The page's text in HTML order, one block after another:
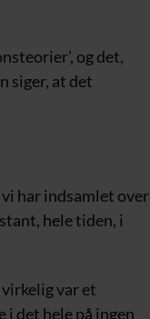
og det,
siger, at det
vi har indsamlet over
hele tiden, i
var et
det hele på ingen